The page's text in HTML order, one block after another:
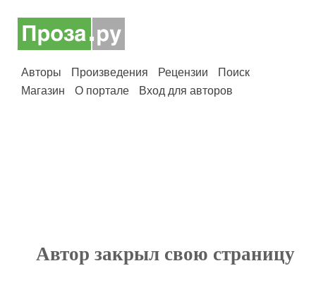
Авторы Произведения Рецензии
Поиск
Магазин
О портале Вход для авторов
Автор закрыл свою страницу